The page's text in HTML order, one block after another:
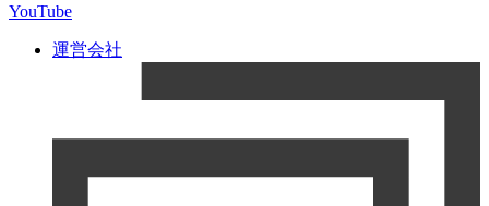
YouTube
運営会社